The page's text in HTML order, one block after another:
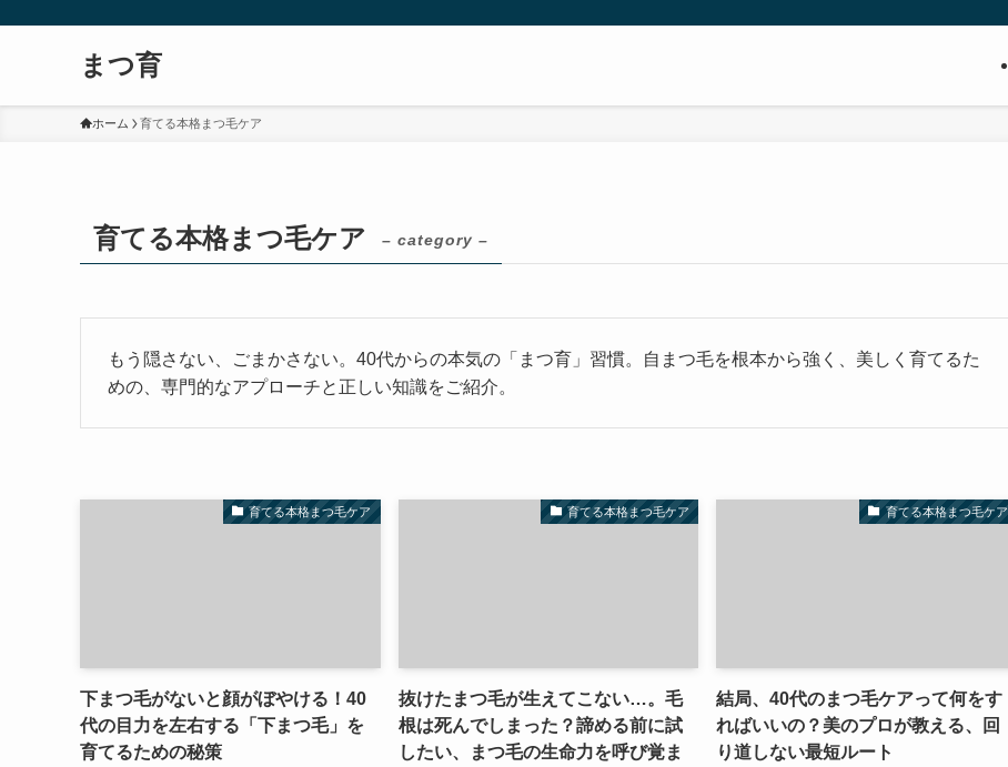
まつ育
ホーム 育てる本格まつ毛ケア
育てる本格まつ毛ケア – category –
もう隠さない、ごまかさない。40代からの本気の「まつ育」習慣。自まつ毛を根本から強く、美しく育てるた
めの、専門的なアプローチと正しい知識をご紹介。
育てる本格まつ毛ケア
下まつ毛がないと顔がぼやける！40
代の目力を左右する「下まつ毛」を
育てるための秘策
育てる本格まつ毛ケア
抜けたまつ毛が生えてこない…。毛
根は死んでしまった？諦める前に試
したい、まつ毛の生命力を呼び覚ま
育てる本格まつ毛ケア
結局、40代のまつ毛ケアって何をす
ればいいの？美のプロが教える、回
り道しない最短ルート